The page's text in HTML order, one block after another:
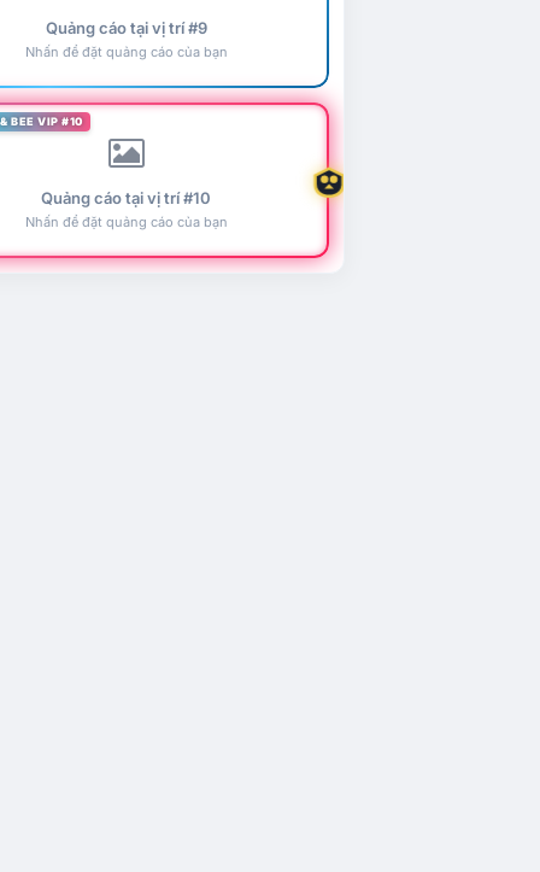
Quảng cáo tại vị trí #9
Nhấn để đặt quảng cáo của bạn
BEE VIP #10
Quảng cáo tại vị trí #10
Nhấn để đặt quảng cáo của bạn